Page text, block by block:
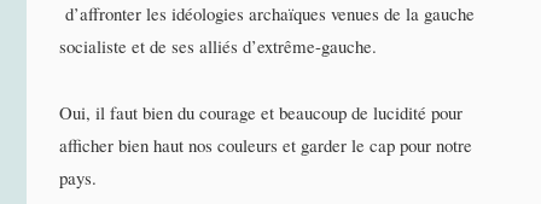
d’affronter les idéologies archaïques venues de la gauche
socialiste et de ses alliés d’extrême-gauche.
Oui, il faut bien du courage et beaucoup de lucidité pour
afficher bien haut nos couleurs et garder le cap pour notre
pays.